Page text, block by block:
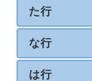
た行
な行
は行